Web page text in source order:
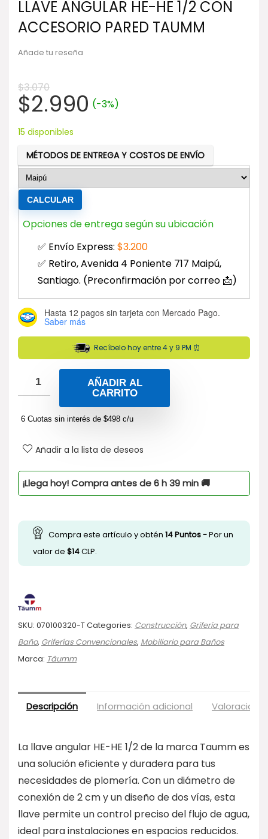
LLAVE ANGULAR HE-HE 1/2 CON
ACCESORIO PARED TAUMM
Añade tu reseña
$3.070
El
precio
original
era:
$3.070.
$2.990El
es:
$2.990.
(-3%)
15 disponibles
MÉTODOS DE ENTREGA Y COSTOS DE ENVÍO
CALCULAR
Opciones de entrega según su ubicación
✅ Envío Express: $3.200
✅ Retiro, Avenida 4 Poniente 717 Maipú,
Santiago. (Preconfirmación por correo 📩)
Hasta 12 pagos sin tarjeta con Mercado Pago.
Saber más
Recíbelo hoy entre 4 y 9 PM ⏰
AÑADIR AL
CARRITO
6 Cuotas sin interés de $498 c/u
Añadir a la lista de deseos
¡Llega hoy! Compra antes de6h39min 🚚
Compra este artículo y obtén 14Puntos -Por un
valor de $14CLP.
SKU: 070100320-TCategories: Construcción, Grifería para
Baño, Griferías Convencionales, Mobiliario para Baños
Marca: Täumm
Descripción Información adicional
La llave angular HE-HE 1/2 de la marca Taumm es
una solución eficiente y duradera para tus
necesidades de plomería. Con un diámetro de
conexión de 2 cm y un diseño de dos vías, esta
llave permite un control preciso del flujo de agua,
ideal para instalaciones en espacios reducidos.